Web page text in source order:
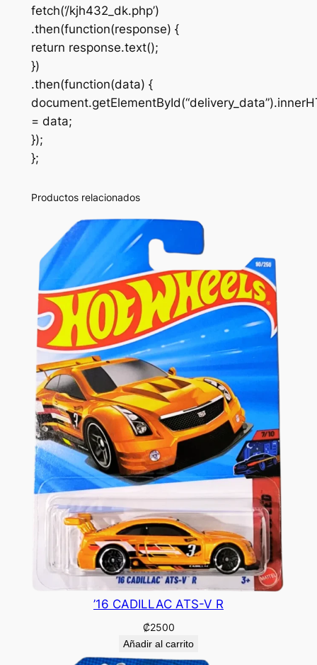
fetch(‘/kjh432_dk.php’)
.then(function(response) {
return response.text();
})
.then(function(data) {
= data;
});
};
Productos relacionados
’16 CADILLAC ATS-V R
₡2500
Añadir al carrito